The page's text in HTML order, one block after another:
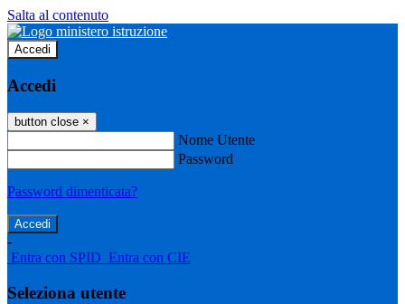
Salta al contenuto
Accedi
Accedi
button close ×
Nome Utente
Password
Password dimenticata?
-
Entra con SPID Entra con CIE
Seleziona utente